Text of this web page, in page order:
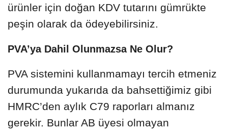
ürünler için doğan KDV tutarını gümrükte
peşin olarak da ödeyebilirsiniz.
PVA’ya Dahil Olunmazsa Ne Olur?
PVA sistemini kullanmamayı tercih etmeniz
durumunda yukarıda da bahsettiğimiz gibi
HMRC’den aylık C79 raporları almanız
gerekir. Bunlar AB üyesi olmayan